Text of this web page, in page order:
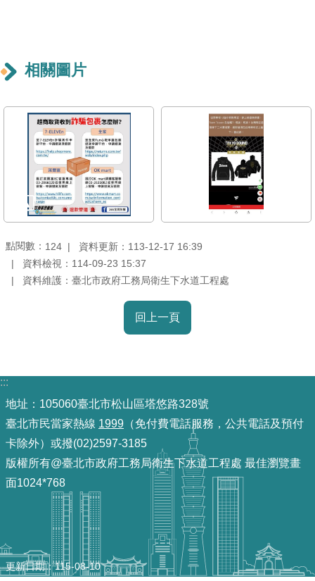
政
地
網
站
導
常
見
問
答
系
統
相關圖片
點閱數： 124
資料更新：113-12-17 16:39
資料檢視：114-09-23 15:37
資料維護：臺北市政府工務局衛生下水道工程處
回上一頁
:::
地址：105060臺北市松山區塔悠路328號
臺北市民當家熱線 1999 （免付費電話服務，公共電話及預付
卡除外）或撥(02)2597-3185
版權所有@臺北市政府工務局衛生下水道工程處 最佳瀏覽畫
面1024*768
更新日期 115-08-10